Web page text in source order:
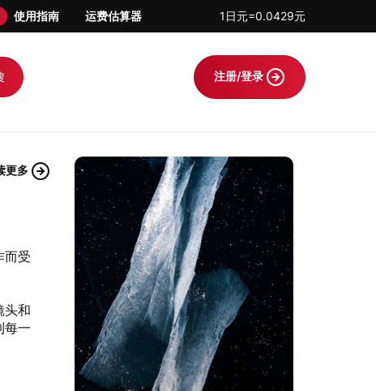
使用指南 运费估算器 1日元=0.0429元
注册/登录
更多
而受
头和
每一